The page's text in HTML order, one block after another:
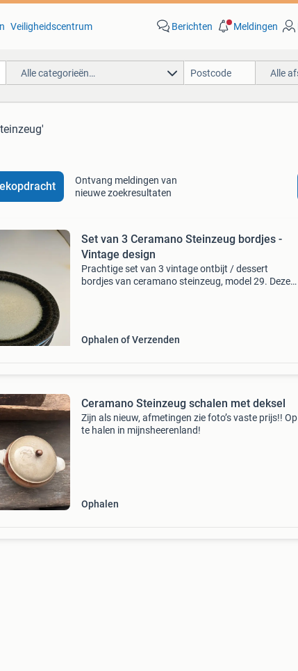
Veiligheidscentrum Berichten Meldingen
Alle categorieën… Alle
Ontvang meldingen van
nieuwe zoekresultaten
Set van 3 Ceramano Steinzeug bordjes -
Vintage design
Prachtige set van 3 vintage ontbijt / dessert
bordjes van ceramano steinzeug, model 29. Deze
Ophalen of Verzenden
Ceramano Steinzeug schalen met deksel
Zijn als nieuw, afmetingen zie foto’s vaste prijs!! Op
te halen in mijnsheerenland!
Ophalen